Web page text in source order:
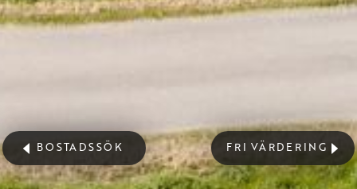
BOSTADSSÖK FRI VÄRDERING